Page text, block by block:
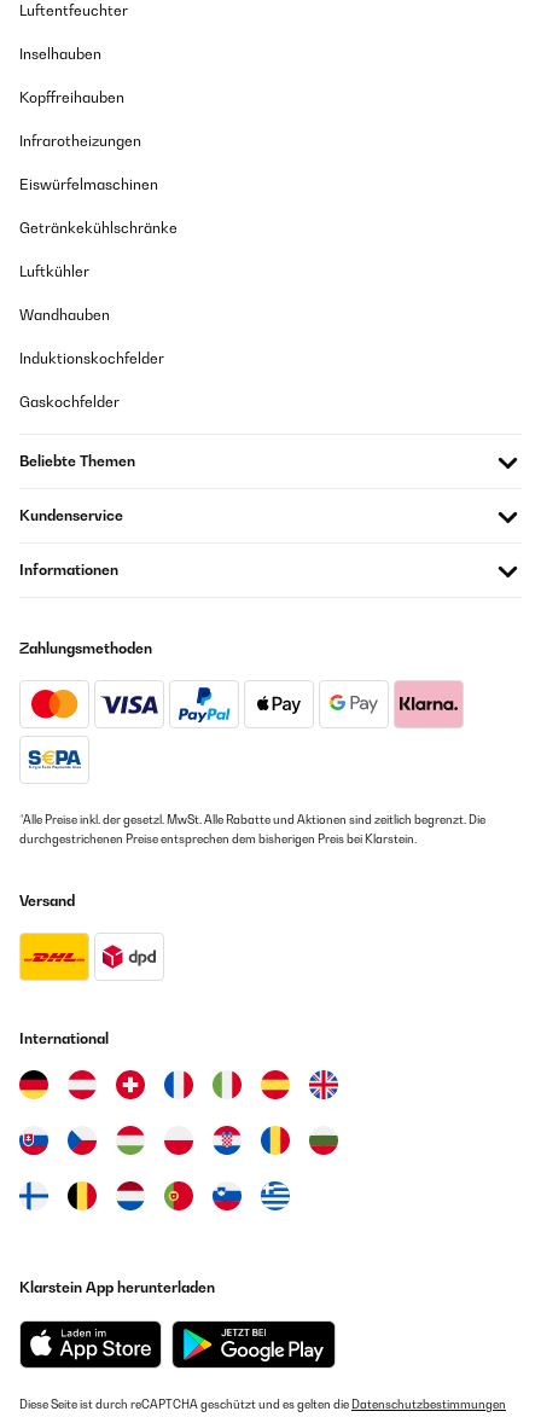
Luftentfeuchter
Inselhauben
Kopffreihauben
Infrarotheizungen
Eiswürfelmaschinen
Getränkekühlschränke
Luftkühler
Wandhauben
Induktionskochfelder
Gaskochfelder
Beliebte Themen
Kundenservice
Informationen
Zahlungsmethoden
*Alle Preise inkl. der gesetzl. MwSt. Alle Rabatte und Aktionen sind zeitlich begrenzt. Die
durchgestrichenen Preise entsprechen dem bisherigen Preis bei Klarstein.
Versand
International
Klarstein App herunterladen
Diese Seite ist durch reCAPTCHA geschützt und es gelten die Datenschutzbestimmungen